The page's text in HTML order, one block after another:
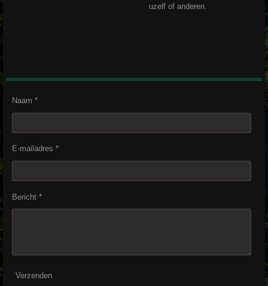
uzelf of anderen.
Naam *
E-mailadres *
Bericht *
Verzenden